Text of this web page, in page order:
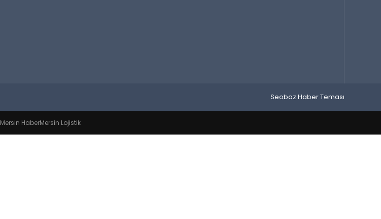
Seobaz Haber Teması
Mersin HaberMersin Lojistik